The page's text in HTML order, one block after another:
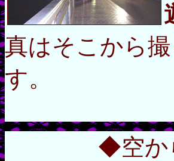
真はそこから
す。
◆空か